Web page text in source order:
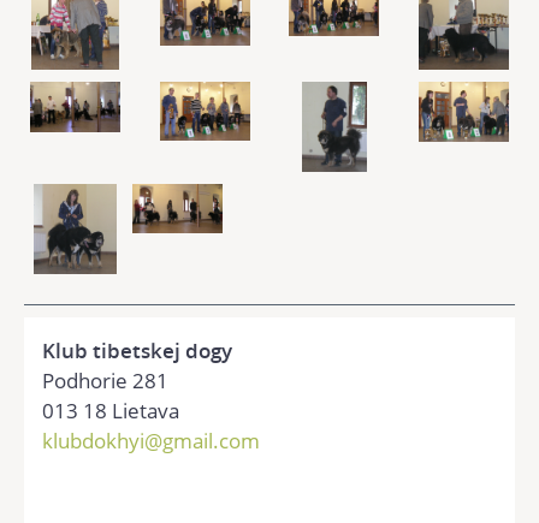
Klub tibetskej dogy
Podhorie 281
013 18 Lietava
klubdokhyi@gmail.com